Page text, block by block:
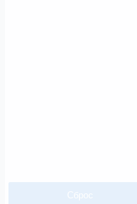
Сброс